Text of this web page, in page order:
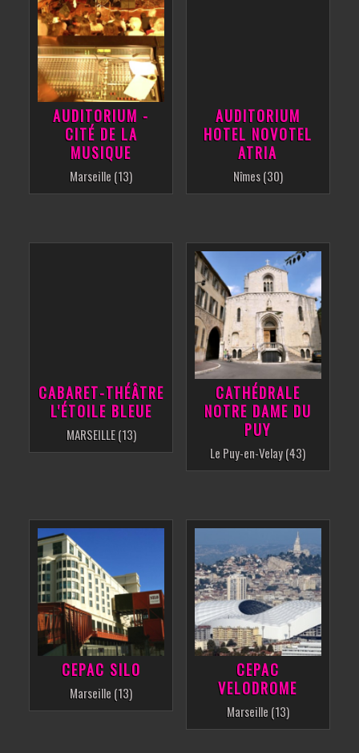
AUDITORIUM -
CITÉ DE LA
MUSIQUE
Marseille (13)
AUDITORIUM
HOTEL NOVOTEL
ATRIA
Nîmes (30)
CABARET-THÉÂTRE
L'ÉTOILE BLEUE
MARSEILLE (13)
CATHÉDRALE
NOTRE DAME DU
PUY
Le Puy-en-Velay (43)
CEPAC SILO
Marseille (13)
CEPAC
VELODROME
Marseille (13)